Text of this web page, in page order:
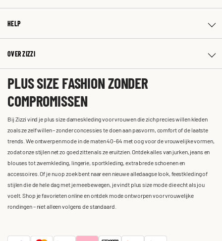
HELP
OVER ZIZZI
PLUS SIZE FASHION ZONDER
COMPROMISSEN
Bij Zizzi vind je plus size dameskleding voor vrouwen die zich precies willen kleden
zoals ze zelf willen – zonder concessies te doen aan pasvorm, comfort of de laatste
trends. We ontwerpen mode in de maten 40-64 met oog voor de vrouwelijke vormen,
zodat onze stijlen net zo goed zitten als ze eruitzien. Ontdek alles van jurken, jeans en
blouses tot zwemkleding, lingerie, sportkleding, extra brede schoenen en
accessoires. Of je nu op zoek bent naar een nieuwe alledaagse look, feestkleding of
stijlen die de hele dag met je meebewegen, je vindt plus size mode die echt als jou
voelt. Shop je favorieten online en ontdek mode ontworpen voor vrouwelijke
rondingen – niet alleen volgens de standaard.